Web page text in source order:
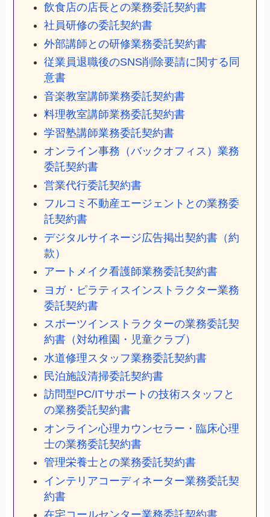
飲食店の店長との業務委託契約書
社員研修の委託契約書
外部講師との研修業務委託契約書
従業員退職後のSNS削除要請に関する同
意書
音楽教室講師業務委託契約書
料理教室講師業務委託契約書
学習塾講師業務委託契約書
オンライン事務（バックオフィス）業務
委託契約書
営業代行委託契約書
フルコミ不動産エージェントとの業務委
託契約書
デジタルサイネージ広告掲出契約書（約
款）
アートメイク看護師業務委託契約書
ヨガ・ピラティスインストラクター業務
委託契約書
スポーツインストラクターの業務委託契
約書（対幼稚園・児童クラブ）
水道修理スタッフ業務委託契約書
民泊施設清掃委託契約書
訪問型PC/ITサポートの技術スタッフと
の業務委託契約書
オンライン心理カウンセラー・臨床心理
士の業務委託契約書
管理栄養士との業務委託契約書
インテリアコーディネーター業務委託契
約書